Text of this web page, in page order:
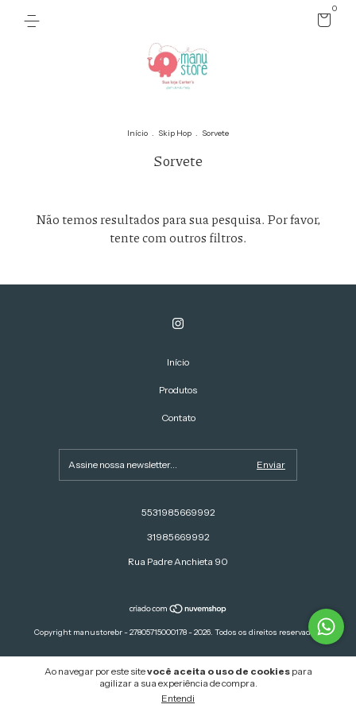
0
Ao navegar por este sitevocê aceita o uso de cookiespara
agilizar a sua experiência de compra.
Entendi
Início Skip Hop Sorvete
Sorvete
Não temos resultados para sua pesquisa. Por favor,
tente com outros filtros.
Início
Produtos
Contato
5531985669992
31985669992
Rua Padre Anchieta 90
Copyright manustorebr - 27805715000178 - 2026. Todos os direitos reservados.